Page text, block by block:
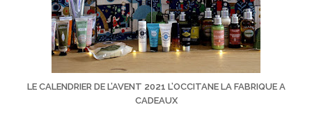
LE CALENDRIER DE L’AVENT 2021 L’OCCITANE LA FABRIQUE A
CADEAUX